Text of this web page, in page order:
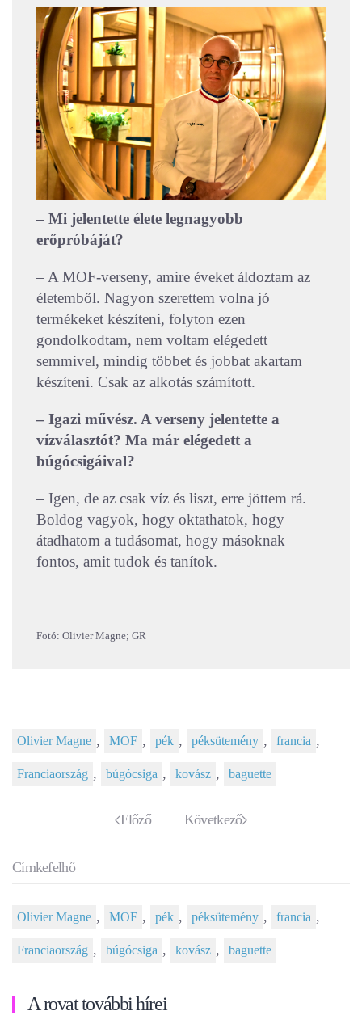
– Mi jelentette élete legnagyobb
erőpróbáját?
– A MOF-verseny, amire éveket áldoztam az
életemből. Nagyon szerettem volna jó
termékeket készíteni, folyton ezen
gondolkodtam, nem voltam elégedett
semmivel, mindig többet és jobbat akartam
készíteni. Csak az alkotás számított.
– Igazi művész. A verseny jelentette a
vízválasztót? Ma már elégedett a
búgócsigáival?
– Igen, de az csak víz és liszt, erre jöttem rá.
Boldog vagyok, hogy oktathatok, hogy
átadhatom a tudásomat, hogy másoknak
fontos, amit tudok és tanítok.
Fotó: Olivier Magne; GR
Olivier Magne , MOF , pék , péksütemény , francia ,
Franciaország , búgócsiga , kovász , baguette
Előző Következő
Címkefelhő
Olivier Magne , MOF , pék , péksütemény , francia ,
Franciaország , búgócsiga , kovász , baguette
A rovat további hírei